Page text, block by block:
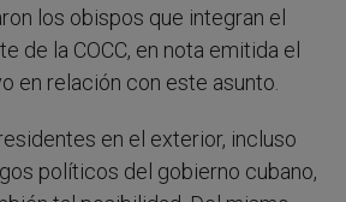
los obispos que integran el
de la COCC, en nota emitida el
en relación con este asunto.
en el exterior, incluso
políticos del gobierno cubano,